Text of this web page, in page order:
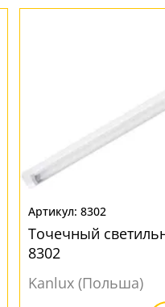
8302
Точечный
8302
Kanlux (Польша)